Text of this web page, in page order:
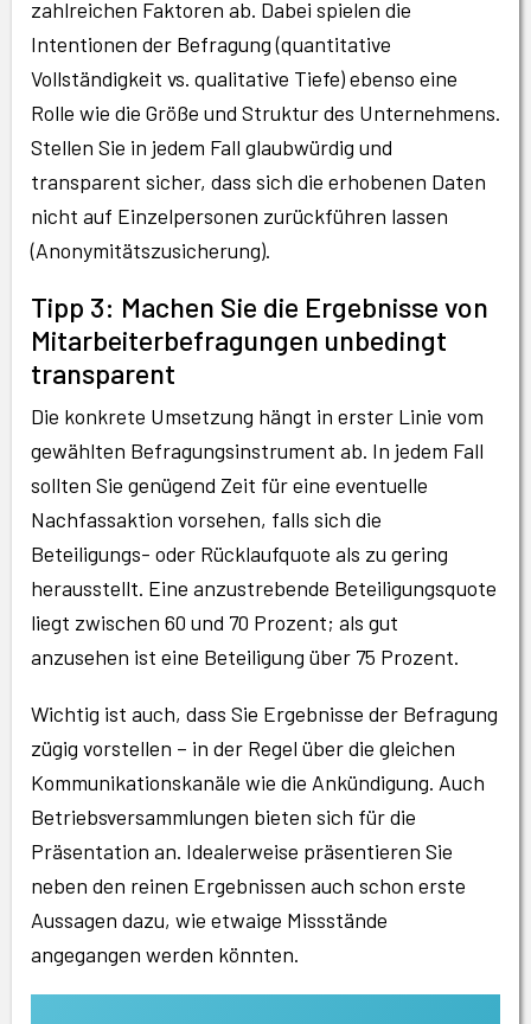
zahlreichen Faktoren ab. Dabei spielen die
Intentionen der Befragung (quantitative
Vollständigkeit vs. qualitative Tiefe) ebenso eine
Rolle wie die Größe und Struktur des Unternehmens.
Stellen Sie in jedem Fall glaubwürdig und
transparent sicher, dass sich die erhobenen Daten
nicht auf Einzelpersonen zurückführen lassen
(Anonymitätszusicherung).
Tipp 3: Machen Sie die Ergebnisse von
Mitarbeiterbefragungen unbedingt
transparent
Die konkrete Umsetzung hängt in erster Linie vom
gewählten Befragungsinstrument ab. In jedem Fall
sollten Sie genügend Zeit für eine eventuelle
Nachfassaktion vorsehen, falls sich die
Beteiligungs- oder Rücklaufquote als zu gering
herausstellt. Eine anzustrebende Beteiligungsquote
liegt zwischen 60 und 70 Prozent; als gut
anzusehen ist eine Beteiligung über 75 Prozent.
Wichtig ist auch, dass Sie Ergebnisse der Befragung
zügig vorstellen – in der Regel über die gleichen
Kommunikationskanäle wie die Ankündigung. Auch
Betriebsversammlungen bieten sich für die
Präsentation an. Idealerweise präsentieren Sie
neben den reinen Ergebnissen auch schon erste
Aussagen dazu, wie etwaige Missstände
angegangen werden könnten.